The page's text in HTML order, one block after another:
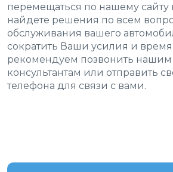
перемещаться по нашему сайту
найдете решения по всем
обслуживания вашего
сократить Ваши усилия и
рекомендуем позвонить нашим
консультантам или отправить
телефона для связи с вами.